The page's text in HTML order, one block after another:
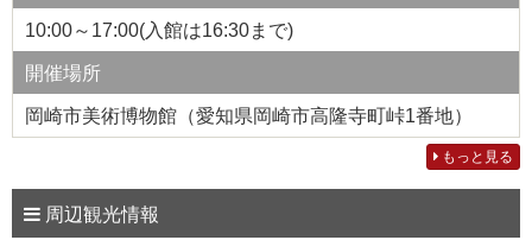
10:00～17:00(入館は16:30まで)
開催場所
岡崎市美術博物館（愛知県岡崎市高隆寺町峠1番地）
もっと見る
周辺観光情報